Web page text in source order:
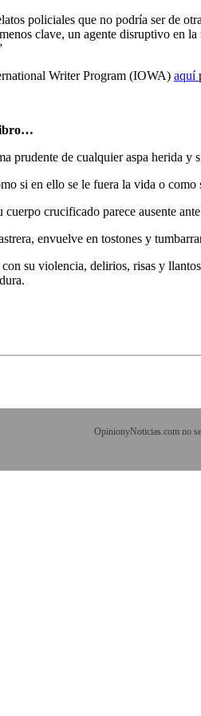
policiales que no podría ser de
clave, un agente disruptivo en
Writer Program (IOWA) aquí
libro…
prudente de cualquier aspa herida y
si en ello se le fuera la vida o
crucificado parece ausente
envuelve en tostones y
su violencia, delirios, risas y
OpinionyNoticias.com no